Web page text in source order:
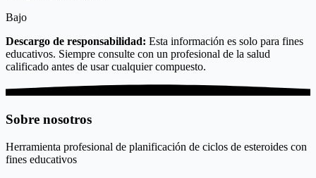
Bajo
Descargo de responsabilidad: Esta información es solo para fines
educativos. Siempre consulte con un profesional de la salud
calificado antes de usar cualquier compuesto.
Sobre nosotros
Herramienta profesional de planificación de ciclos de esteroides con
fines educativos